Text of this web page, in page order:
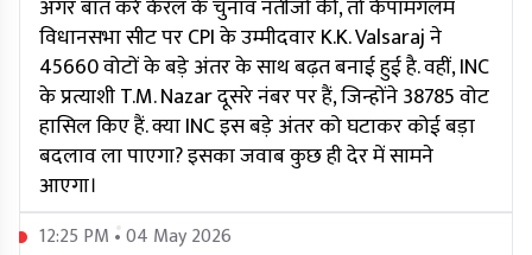
अगर बात करें केरल के चुनाव नतीजों की, तो कैपामंगलम
विधानसभा सीट पर CPI के उम्मीदवार K.K. Valsaraj ने
45660 वोटों के बड़े अंतर के साथ बढ़त बनाई हुई है. वहीं, INC
के प्रत्याशी T.M. Nazar दूसरे नंबर पर हैं, जिन्होंने 38785 वोट
हासिल किए हैं. क्या INC इस बड़े अंतर को घटाकर कोई बड़ा
बदलाव ला पाएगा? इसका जवाब कुछ ही देर में सामने
आएगा।
12:25 PM • 04 May 2026